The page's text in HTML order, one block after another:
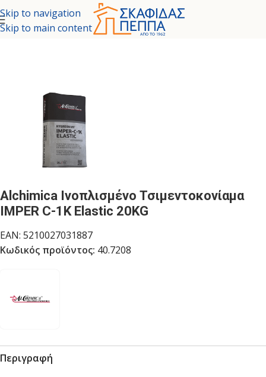
Skip to navigation
Skip to main content
/ ΣΤΕΓΑΝΩΤΙΚΑ - ΧΗΜΙΚΑ ΜΟΝΩΤΙΚΑ
Alchimica Ινοπλισμένο Τσιμεντοκονίαμα
IMPER C-1K Elastic 20KG
EAN: 5210027031887
Κωδικός προϊόντος: 40.7208
Περιγραφή